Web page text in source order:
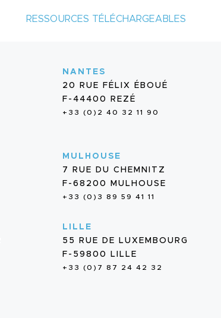
RESSOURCES TÉLÉCHARGEABLES
NANTES
20 RUE FÉLIX ÉBOUÉ
F-44400 REZÉ
+33 (0)2 40 32 11 90
MULHOUSE
7 RUE DU CHEMNITZ
F-68200 MULHOUSE
+33 (0)3 89 59 41 11
LILLE
55 RUE DE LUXEMBOURG
F-59800 LILLE
+33 (0)7 87 24 42 32